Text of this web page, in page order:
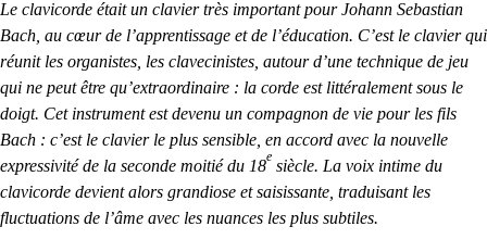
Le clavicorde était un clavier très important pour Johann Sebastian
Bach, au cœur de l’apprentissage et de l’éducation. C’est le clavier qui
réunit les organistes, les clavecinistes, autour d’une technique de jeu
qui ne peut être qu’extraordinaire : la corde est littéralement sous le
doigt. Cet instrument est devenu un compagnon de vie pour les fils
Bach : c’est le clavier le plus sensible, en accord avec la nouvelle
expressivité de la seconde moitié du 18
e
siècle. La voix intime du
clavicorde devient alors grandiose et saisissante, traduisant les
fluctuations de l’âme avec les nuances les plus subtiles.